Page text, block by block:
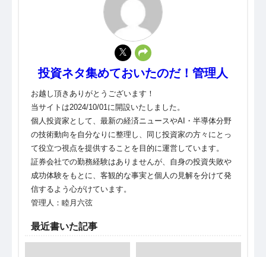
投資ネタ集めておいたのだ！管理人
お越し頂きありがとうございます！
当サイトは2024/10/01に開設いたしました。
個人投資家として、最新の経済ニュースやAI・半導体分野
の技術動向を自分なりに整理し、同じ投資家の方々にとっ
て役立つ視点を提供することを目的に運営しています。
証券会社での勤務経験はありませんが、自身の投資失敗や
成功体験をもとに、客観的な事実と個人の見解を分けて発
信するよう心がけています。
管理人：睦月六弦
最近書いた記事